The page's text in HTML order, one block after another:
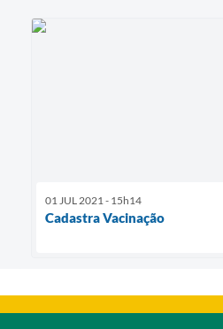
01 JUL 2021 - 15h14
Cadastra Vacinação